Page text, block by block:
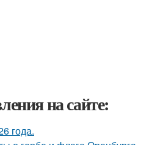
на сайте:
года.